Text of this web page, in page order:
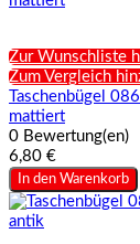
Zur Wunschliste
Zum Vergleich
Taschenbügel
mattiert
0 Bewertung(en)
6,80 €
In den Warenkorb